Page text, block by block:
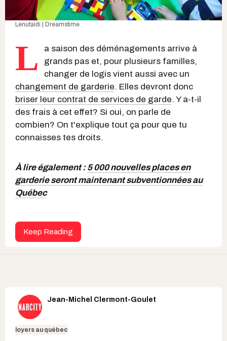
Lenutaidi | Dreamstime
L
a saison des déménagements arrive à
grands pas et, pour plusieurs familles,
changer de logis vient aussi avec un
changement de garderie. Elles devront donc
briser leur contrat de services de garde. Y a-t-il
des frais à cet effet? Si oui, on parle de
combien? On t'explique tout ça pour que tu
connaisses tes droits.
À lire également :5 000 nouvelles places en
garderie seront maintenant subventionnées au
Québec
Keep Reading
Jean-Michel Clermont-Goulet
loyers au québec